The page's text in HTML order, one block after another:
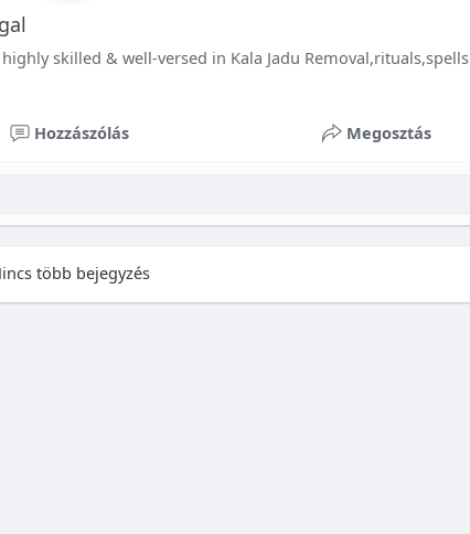
skilled & well-versed in Kala Jadu Removal,rituals,spells
Hozzászólás Megosztás
több bejegyzés